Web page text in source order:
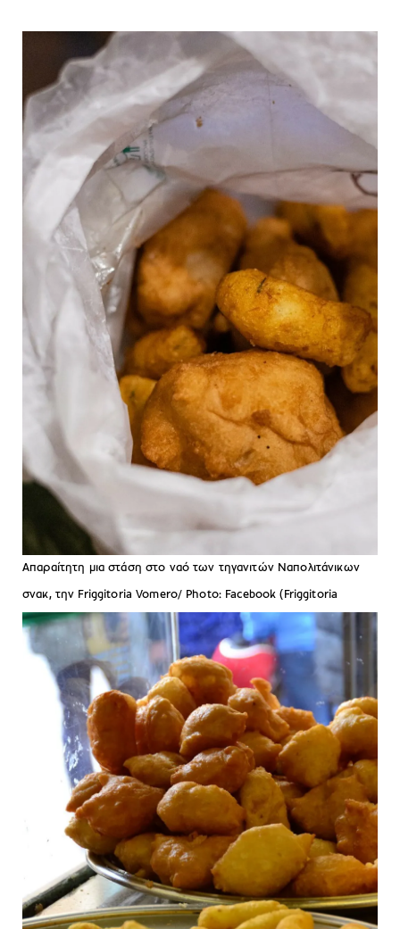
Απαραίτητη μια στάση στο ναό των τηγανιτών Ναπολιτάνικων
σνακ, την Friggitoria Vomero/ Photo: Facebook (Friggitoria
Vomero)